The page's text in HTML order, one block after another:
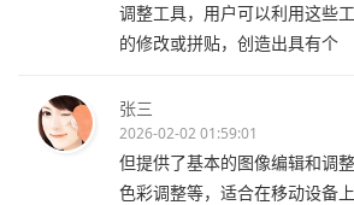
调整工具，用户可以利用这些
的修改或拼贴，创造出具有个
张三
2026-02-02 01:59:01
但提供了基本的图像编辑和调
色彩调整等，适合在移动设备